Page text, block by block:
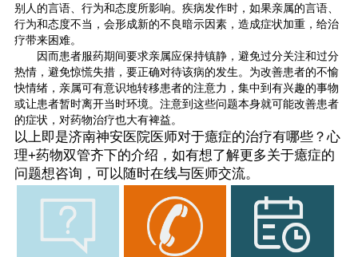
别人的言语、行为和态度所影响。疾病发作时，如果亲属的言语、
行为和态度不当，会形成新的不良暗示因素，造成症状加重，给治
疗带来困难。
因而患者服药期间要求亲属应保持镇静，避免过分关注和过分
热情，避免惊慌失措，要正确对待该病的发生。为改善患者的不愉
快情绪，亲属可有意识地转移患者的注意力，集中到有兴趣的事物
或让患者暂时离开当时环境。注意到这些问题本身就可能改善患者
的症状，对药物治疗也大有裨益。
以上即是济南神安医院医师对于癔症的治疗有哪些？心
理+药物双管齐下的介绍，如有想了解更多关于癔症的
问题想咨询，可以随时在线与医师交流。